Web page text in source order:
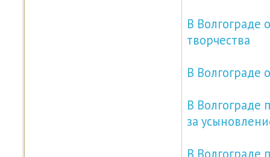
В Волгограде
творчества
В
В Волгограде
за
В Волгограде